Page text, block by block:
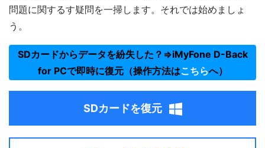
問題に関するす疑問を一掃します。それでは始めましょ
う。
SDカードからデータを紛失した？⇒iMyFone D-Back
for PCで即時に復元（操作方法はこちらへ）
SDカードを復元